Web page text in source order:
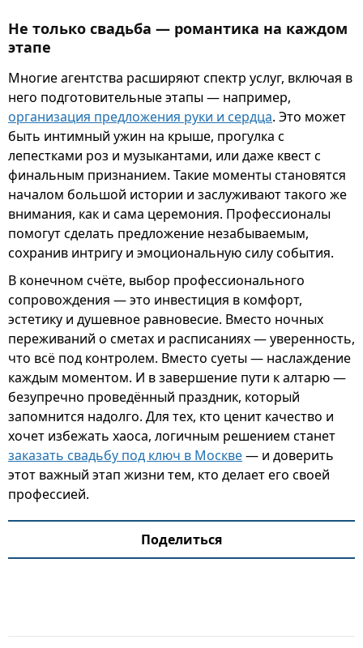
Не только свадьба — романтика на каждом
этапе
Многие агентства расширяют спектр услуг, включая в
него подготовительные этапы — например,
организация предложения руки и сердца. Это может
быть интимный ужин на крыше, прогулка с
лепестками роз и музыкантами, или даже квест с
финальным признанием. Такие моменты становятся
началом большой истории и заслуживают такого же
внимания, как и сама церемония. Профессионалы
помогут сделать предложение незабываемым,
сохранив интригу и эмоциональную силу события.
В конечном счёте, выбор профессионального
сопровождения — это инвестиция в комфорт,
эстетику и душевное равновесие. Вместо ночных
переживаний о сметах и расписаниях — уверенность,
что всё под контролем. Вместо суеты — наслаждение
каждым моментом. И в завершение пути к алтарю —
безупречно проведённый праздник, который
запомнится надолго. Для тех, кто ценит качество и
хочет избежать хаоса, логичным решением станет
заказать свадьбу под ключ в Москве— и доверить
этот важный этап жизни тем, кто делает его своей
профессией.
Поделиться